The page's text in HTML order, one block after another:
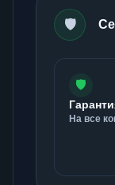
🛡️
🛡️
На все